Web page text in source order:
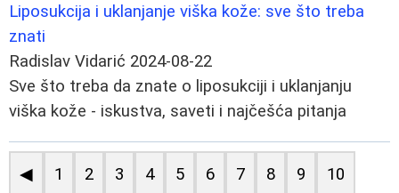
Liposukcija i uklanjanje viška kože: sve što treba
znati
Radislav Vidarić 2024-08-22
Sve što treba da znate o liposukciji i uklanjanju
viška kože - iskustva, saveti i najčešća pitanja
◀ 1 2 3 4 5 6 7 8 9 10